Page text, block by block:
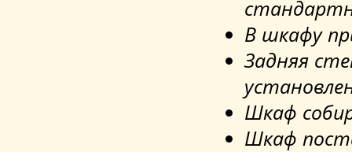
В шкафу
Задняя
Шкаф
Шкаф